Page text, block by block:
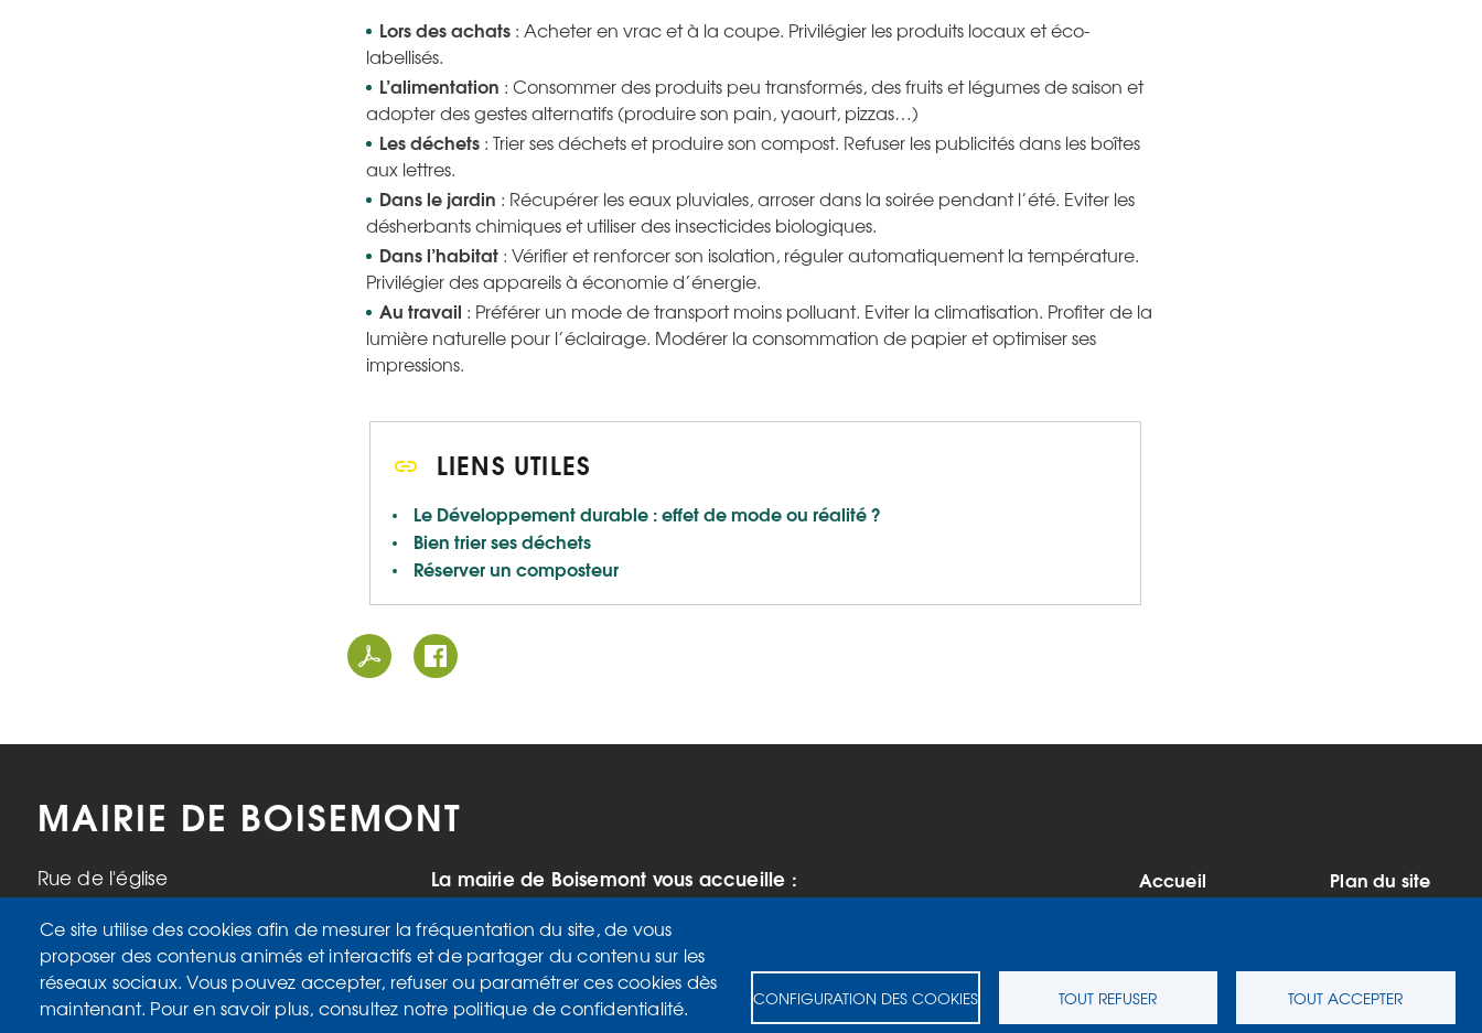
Lors des achats: Acheter en vrac et à la coupe. Privilégier les produits locaux et éco-
labellisés.
L’alimentation : Consommer des produits peu transformés, des fruits et légumes de saison et
adopter des gestes alternatifs (produire son pain, yaourt, pizzas…)
Les déchets: Trier ses déchets et produire son compost. Refuser les publicités dans les boîtes
aux lettres.
Dans le jardin : Récupérer les eaux pluviales, arroser dans la soirée pendant l’été. Eviter les
désherbants chimiques et utiliser des insecticides biologiques.
Dans l’habitat: Vérifier et renforcer son isolation, réguler automatiquement la température.
Privilégier des appareils à économie d’énergie.
Au travail : Préférer un mode de transport moins polluant. Eviter la climatisation. Profiter de la
lumière naturelle pour l’éclairage. Modérer la consommation de papier et optimiser ses
impressions.
LIENS UTILES
Le Développement durable : effet de mode ou réalité ?
Bien trier ses déchets
Réserver un composteur
MAIRIE DE BOISEMONT
Rue de l'église
95000 Boisemont
Tél. 01 34 42 34 98
La mairie de Boisemont vous accueille :
Mardi, vendredi de 9h à 12h et de 14h à
17h
Mercredi de 14h à 17h
Samedi de 9h à 12h
MENU
DE
Accueil
Plan du site
Accessibilité : Non
conforme
Cookies
Ce site utilise des cookies afin de mesurer la fréquentation du site, de vous
proposer des contenus animés et interactifs et de partager du contenu sur les
réseaux sociaux. Vous pouvez accepter, refuser ou paramétrer ces cookies dès
maintenant. Pour en savoir plus, consultez notre politique de confidentialité.
CONFIGURATION DES COOKIES TOUT REFUSER TOUT ACCEPTER